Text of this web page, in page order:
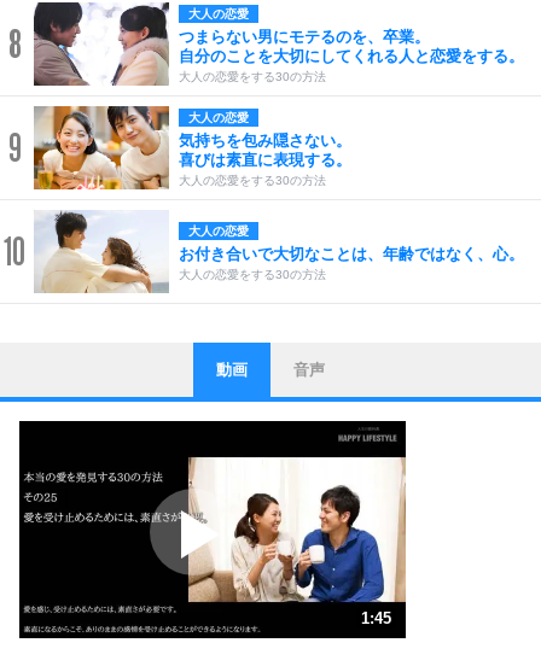
8
大人の恋愛
つまらない男にモテるのを、卒業。
自分のことを大切にしてくれる人と恋愛をする。
大人の恋愛をする30の方法
9
大人の恋愛
気持ちを包み隠さない。
喜びは素直に表現する。
大人の恋愛をする30の方法
10 大人の恋愛
お付き合いで大切なことは、年齢ではなく、心。
大人の恋愛をする30の方法
1
ストレス対策
他人と比べない。
いっそのこと、他人を見ない。
いらいらしない人になる30の方法
プラス思考
ポジティブになれない原因は、行動しないから。
ポジティブ思考になる30の方法
ストレス対策
人生、なんとかなるもの。
気楽に生きる30の方法
動画 音声
1:45